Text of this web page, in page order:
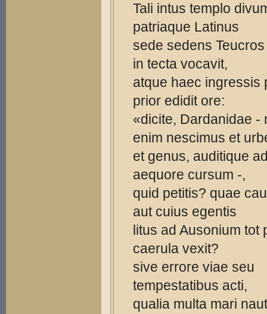
Tali intus templo
patriaque Latinus
sede sedens
in tecta vocavit,
atque haec ingressis
prior edidit ore:
«dicite, Dardanidae -
enim nescimus et
et genus, auditique
aequore cursum -,
quid petitis? quae
aut cuius egentis
litus ad Ausonium tot
caerula vexit?
sive errore viae seu
tempestatibus acti,
qualia multa mari